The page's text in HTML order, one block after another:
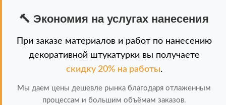
🔨 Экономия на услугах нанесения
При заказе материалов и работ по нанесению
декоративной штукатурки вы получаете
скидку 20% на работы.
Мы даем цены дешевле рынка благодаря отлаженным
процессам и большим объёмам заказов.